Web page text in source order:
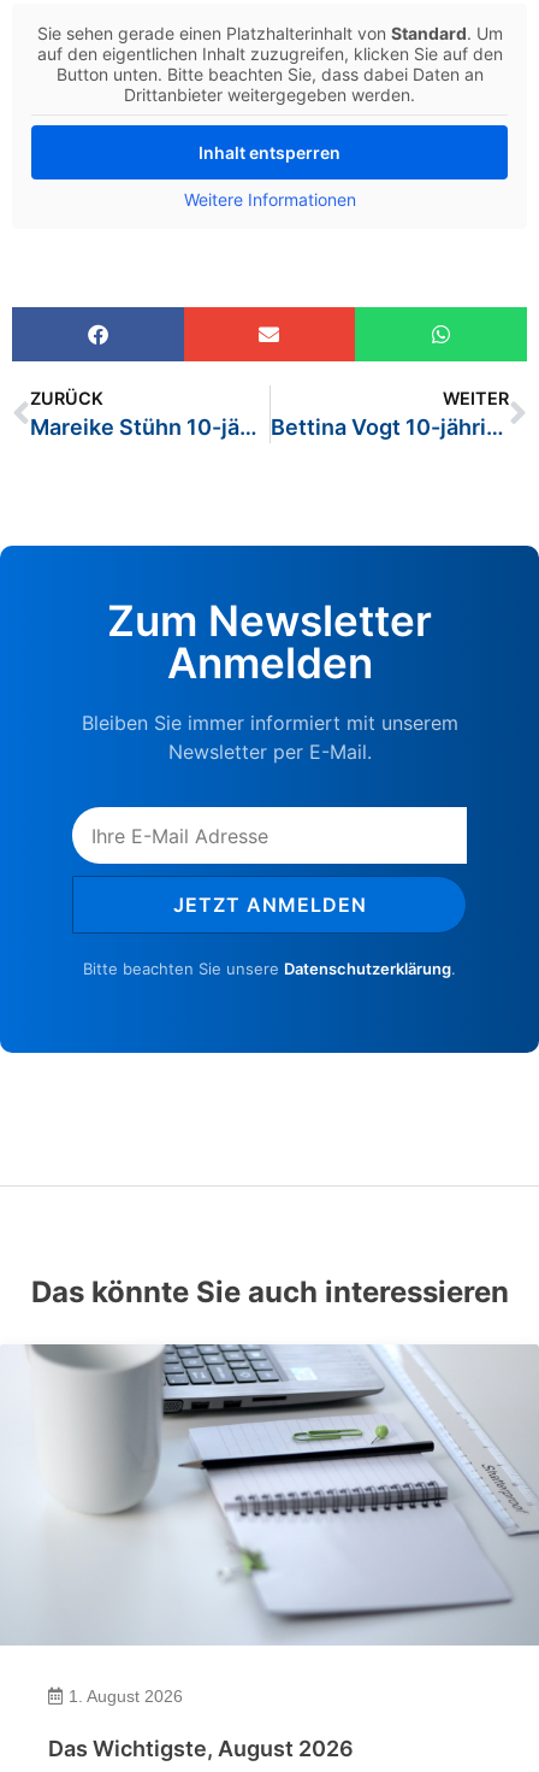
Sie sehen gerade einen Platzhalterinhalt von Standard. Um
auf den eigentlichen Inhalt zuzugreifen, klicken Sie auf den
Button unten. Bitte beachten Sie, dass dabei Daten an
Drittanbieter weitergegeben werden.
Inhalt entsperren
Weitere Informationen
ZURÜCK
Mareike Stühn 10-jähriges Dienstjubiläum
WEITER
Bettina Vogt 10-jähriges Dienstjubiläum
Zum Newsletter
Anmelden
Bleiben Sie immer informiert mit unserem
Newsletter per E-Mail.
JETZT ANMELDEN
Bitte beachten Sie unsere Datenschutzerklärung.
Das könnte Sie auch interessieren
1. August 2026
Das Wichtigste, August 2026